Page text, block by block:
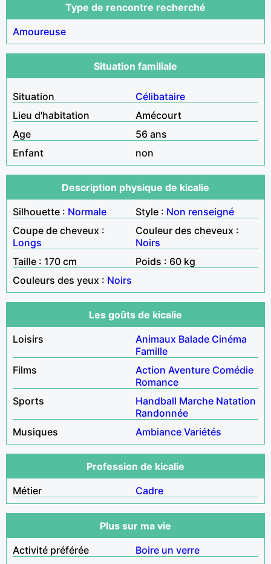
Type de rencontre recherché
Amoureuse
Situation familiale
Situation
Célibataire
Lieu d'habitation
Amécourt
Age
56 ans
Enfant
non
Description physique de kicalie
Silhouette : Normale Style : Non renseigné
Coupe de cheveux :
Longs
Couleur des cheveux :
Noirs
Taille : 170 cm
Poids : 60 kg
Couleurs des yeux : Noirs
Les goûts de kicalie
Loisirs
Animaux Balade Cinéma
Famille
Films
Action Aventure Comédie
Romance
Sports
Handball Marche Natation
Randonnée
Musiques
Ambiance Variétés
Profession de kicalie
Métier
Cadre
Plus sur ma vie
Activité préférée
Boire un verre